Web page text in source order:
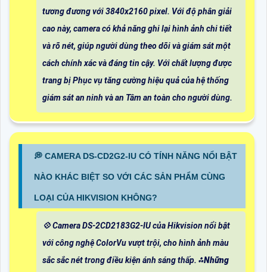
tương đương với 3840x2160 pixel. Với độ phân giải
cao này, camera có khả năng ghi lại hình ảnh chi tiết
và rõ nét, giúp người dùng theo dõi và giám sát một
cách chính xác và đáng tin cậy. Với chất lượng được
trang bị Phục vụ tăng cường hiệu quả của hệ thống
giám sát an ninh và an Tâm an toàn cho người dùng.
️💭 CAMERA DS-CD2G2-IU CÓ TÍNH NĂNG NỔI BẬT
NÀO KHÁC BIỆT SO VỚI CÁC SẢN PHẨM CÙNG
LOẠI CỦA HIKVISION KHÔNG?
💠 Camera DS-2CD2183G2-IU của Hikvision nổi bật
với công nghệ ColorVu vượt trội, cho hình ảnh màu
sắc sắc nét trong điều kiện ánh sáng thấp. ⁂Những